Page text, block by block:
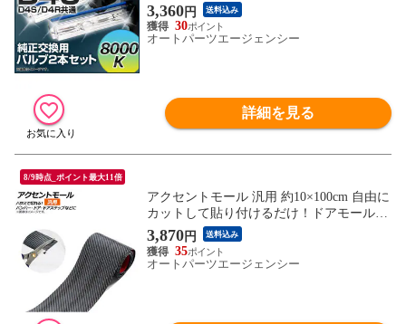
3,360円 送料込み
30
オートパーツエージェンシー
詳細を見る
8/9時点_ポイント最大11倍
アクセントモール 汎用 約10×100cm 自由に
カットして貼り付けるだけ！ドアモール・
サイドモール・リヤドアモールなどに！ A
P-DG103-10-100CM
3,870円 送料込み
35
オートパーツエージェンシー